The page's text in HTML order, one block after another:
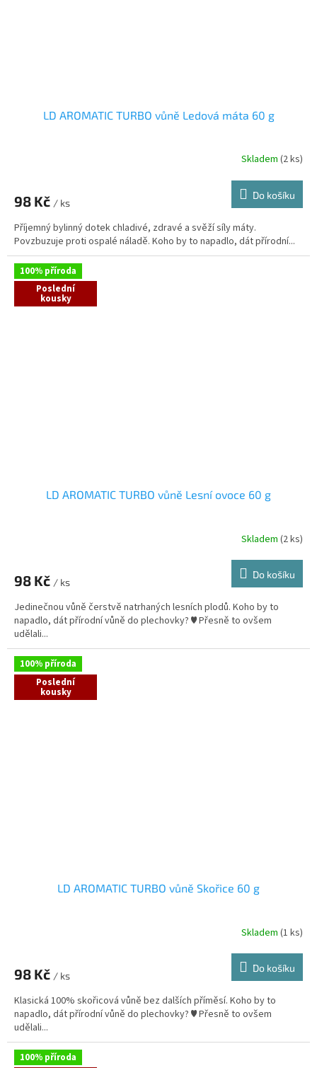
LD AROMATIC TURBO vůně Ledová máta 60 g
Skladem (2 ks)
98 Kč / ks
Do košíku
Příjemný bylinný dotek chladivé, zdravé a svěží síly máty.
Povzbuzuje proti ospalé náladě. Koho by to napadlo, dát přírodní...
100% příroda
Poslední
kousky
LD AROMATIC TURBO vůně Lesní ovoce 60 g
Skladem (2 ks)
98 Kč / ks
Do košíku
Jedinečnou vůně čerstvě natrhaných lesních plodů. Koho by to
napadlo, dát přírodní vůně do plechovky? ♥ Přesně to ovšem
udělali...
100% příroda
Poslední
kousky
LD AROMATIC TURBO vůně Skořice 60 g
Skladem (1 ks)
98 Kč / ks
Do košíku
Klasická 100% skořicová vůně bez dalších příměsí. Koho by to
napadlo, dát přírodní vůně do plechovky? ♥ Přesně to ovšem
udělali...
100% příroda